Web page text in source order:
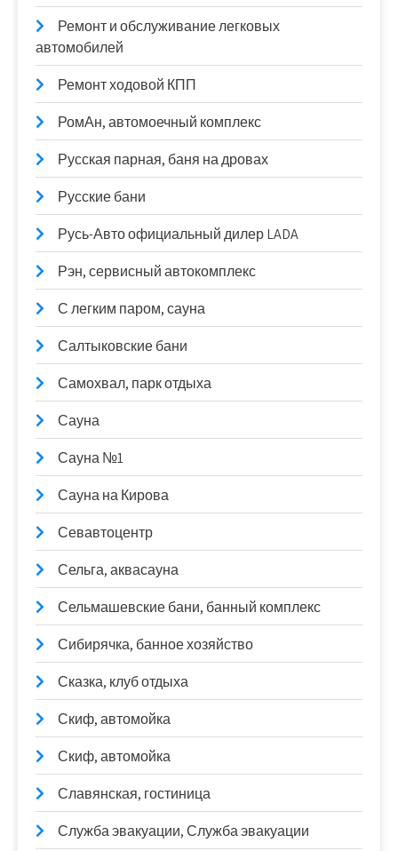
Ремонт и обслуживание легковых
автомобилей
Ремонт ходовой КПП
РомАн, автомоечный комплекс
Русская парная, баня на дровах
Русские бани
Русь-Авто официальный дилер LADA
Рэн, сервисный автокомплекс
С легким паром, сауна
Салтыковские бани
Самохвал, парк отдыха
Сауна
Сауна №1
Сауна на Кирова
Севавтоцентр
Сельга, аквасауна
Сельмашевские бани, банный комплекс
Сибирячка, банное хозяйство
Сказка, клуб отдыха
Скиф, автомойка
Скиф, автомойка
Славянская, гостиница
Служба эвакуации, Служба эвакуации